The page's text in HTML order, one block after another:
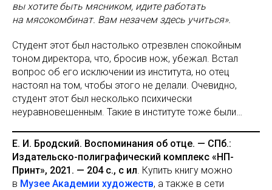
вы хотите быть мясником, идите работать
на мясокомбинат. Вам незачем здесь учиться».
Студент этот был настолько отрезвлен спокойным
тоном директора, что, бросив нож, убежал. Встал
вопрос об его исключении из института, но отец
настоял на том, чтобы этого не делали. Очевидно,
студент этот был несколько психически
неуравновешенным. Такие в институте тоже были…
Е. И. Бродский. Воспоминания об отце. — СПб.:
Издательско-полиграфический комплекс «НП-
Принт», 2021. — 204 с., с ил. Купить книгу можно
в Музее Академии художеств, а также в сети